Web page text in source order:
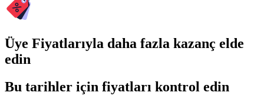
Üye Fiyatlarıyla daha fazla kazanç elde
edin
Bu tarihler için fiyatları kontrol edin